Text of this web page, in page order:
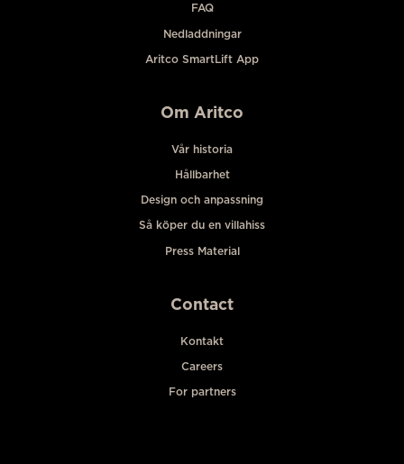
FAQ
Nedladdningar
Aritco SmartLift App
Om Aritco
Vår historia
Hållbarhet
Design och anpassning
Så köper du en villahiss
Press Material
Contact
Kontakt
Careers
For partners